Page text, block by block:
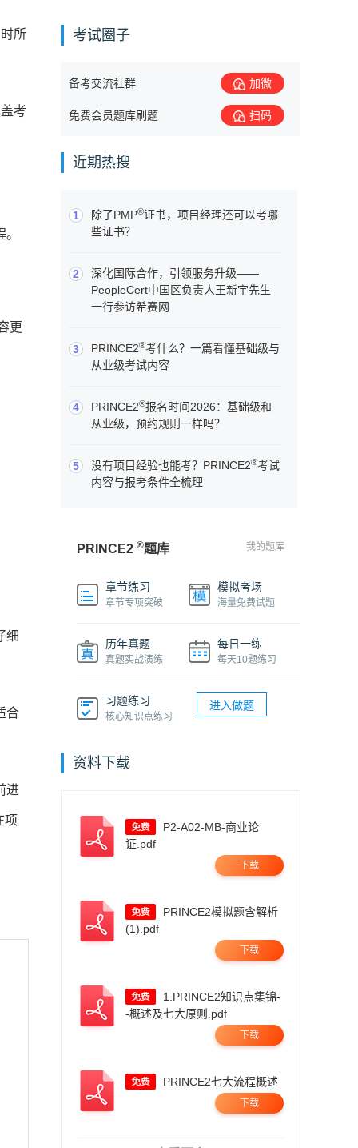
所
考
更
细
合
进
项
考试圈子
备考交流社群 加微
免费会员题库刷题 扫码
近期热搜
1 除了PMP®证书，项目经理还可以考哪
些证书？
2
深化国际合作，引领服务升级——
PeopleCert中国区负责人王新宇先生
一行参访希赛网
3 PRINCE2®考什么？一篇看懂基础级与
从业级考试内容
4 PRINCE2®报名时间2026：基础级和
从业级，预约规则一样吗？
5 没有项目经验也能考？PRINCE2®考试
内容与报考条件全梳理
PRINCE2 ®题库 我的题库
章节练习
章节专项突破
模拟考场
海量免费试题
历年真题
真题实战演练
每日一练
每天10题练习
习题练习
核心知识点练习
进入做题
资料下载
证.pdf
下载
(1).pdf
下载
-概述及七大原则.pdf
下载
PRINCE2七大流程概述
下载